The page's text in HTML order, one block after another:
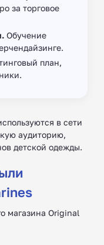
за торговое
Обучение
план,
в сети
аудиторию,
детской одежды.
магазина Original